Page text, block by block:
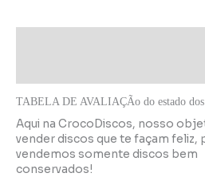
TABELA DE AVALIAÇÃo do estado dos
Aqui na CrocoDiscos, nosso
vender discos que te façam feliz,
vendemos somente discos bem
conservados!